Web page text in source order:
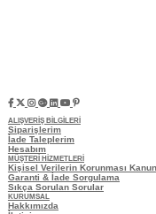
ALIŞVERİŞ BİLGİLERİ
Siparişlerim
İade Taleplerim
Hesabım
MÜŞTERİ HİZMETLERİ
Kişisel Verilerin Korunması
Garanti & İade Sorgulama
Sıkça Sorulan Sorular
KURUMSAL
Hakkımızda